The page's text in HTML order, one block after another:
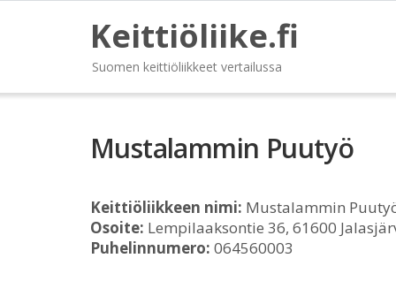
Keittiöliike.fi
Suomen keittiöliikkeet vertailussa
Mustalammin Puutyö
Keittiöliikkeen nimi: Mustalammin
Osoite: Lempilaaksontie 36, 61600
Puhelinnumero: 064560003